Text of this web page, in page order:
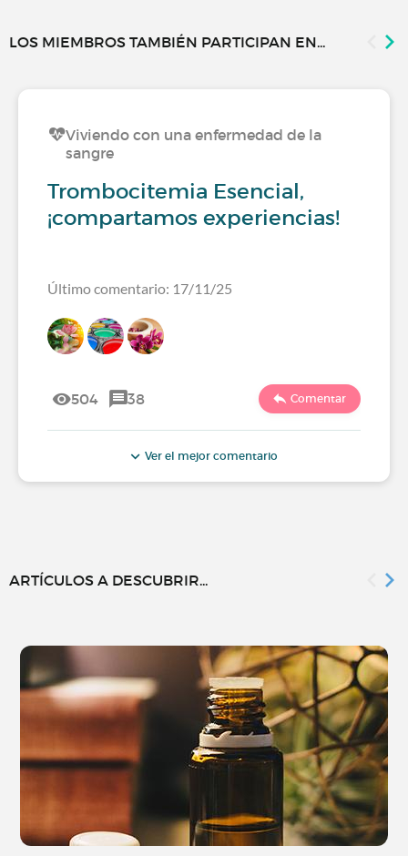
LOS MIEMBROS TAMBIÉN PARTICIPAN EN...
Viviendo con una enfermedad de la
sangre
Trombocitemia Esencial,
¡compartamos experiencias!
Último comentario: 17/11/25
504 38 Comentar
Ver el mejor comentario
ARTÍCULOS A DESCUBRIR...